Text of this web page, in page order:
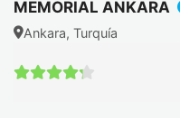
MEMORIAL ANKARA
Ankara, Turquía
4.3 / 5